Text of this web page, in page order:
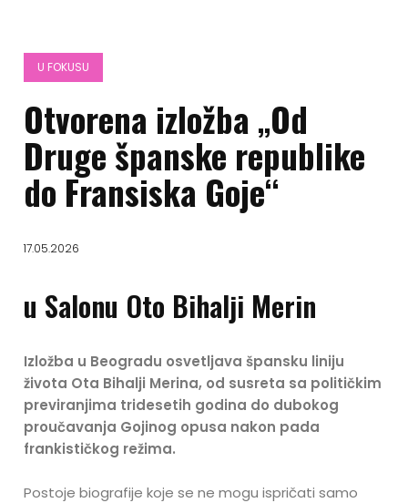
U FOKUSU
Otvorena izložba „Od
Druge španske republike
do Fransiska Goje“
17.05.2026
u Salonu Oto Bihalji Merin
Izložba u Beogradu osvetljava špansku liniju
života Ota Bihalji Merina, od susreta sa političkim
previranjima tridesetih godina do dubokog
proučavanja Gojinog opusa nakon pada
frankističkog režima.
Postoje biografije koje se ne mogu ispričati samo